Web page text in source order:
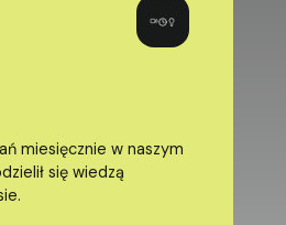
miesięcznie w naszym
się wiedzą